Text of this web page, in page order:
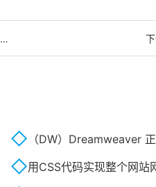
（DW）Dreamweaver
用CSS代码实现整个网站